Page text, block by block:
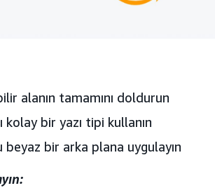
alanın tamamını doldurun
kolay bir yazı tipi kullanın
beyaz bir arka plana uygulayın